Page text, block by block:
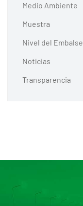
Medio Ambiente
Muestra
Nivel del Embalse
Noticias
Transparencia